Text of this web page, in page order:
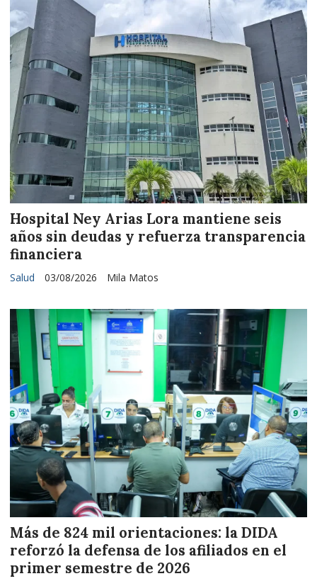
Hospital Ney Arias Lora mantiene seis
años sin deudas y refuerza transparencia
financiera
Mila Matos
Salud 03/08/2026
Más de 824 mil orientaciones: la DIDA
reforzó la defensa de los afiliados en el
primer semestre de 2026